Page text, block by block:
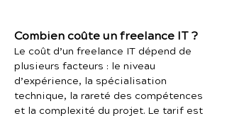
Combien coûte un freelance IT ?
Le coût d’un freelance IT dépend de
plusieurs facteurs : le niveau
d’expérience, la spécialisation
technique, la rareté des compétences
et la complexité du projet. Le tarif est